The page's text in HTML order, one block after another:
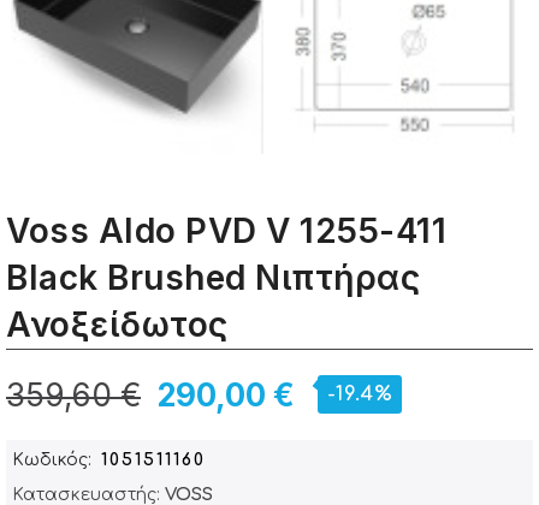
Voss Aldo PVD V 1255-411
Black Brushed Νιπτήρας
Ανοξείδωτος
290,00 €
359,60 € -19.4%
Κωδικός
1051511160
Κατασκευαστής: VOSS